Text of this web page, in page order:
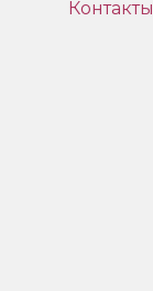
Контакты